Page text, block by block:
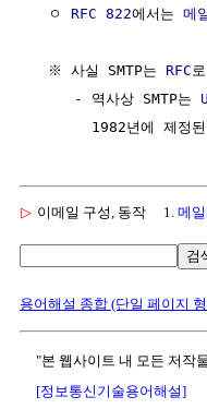
  ㅇ
RFC 822에서는 메
  ※ 사실 SMTP는
RFC
     - 역사상 SMTP는
1982년에 제정된
▷ 이메일 구성, 동작 1. 메
검
용어해설 종합 (단일 페이지
"본 웹사이트 내 모든 저작
[정보통신기술용어해설]